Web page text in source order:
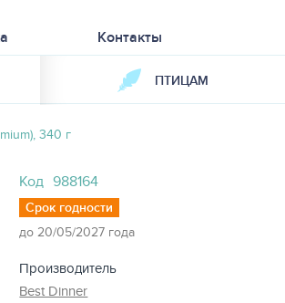
Контакты
ПТИЦАМ
340 г
Код 988164
Срок годности
до 20/05/2027 года
Производитель
Best Dinner